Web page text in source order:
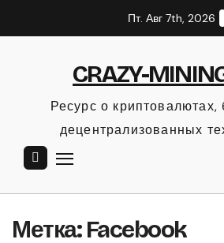
к
Пт. Авг 7th, 2026
CRAZY-
Ресурс о криптовалютах,
децентрализованных
Метка:Facebook